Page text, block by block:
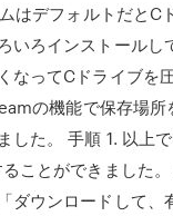
はデフォルトだとC
いろインストールし
なってCドライブを
の機能で保存場所
した。 手順 1. 以上
ことができました
ダウンロードして、